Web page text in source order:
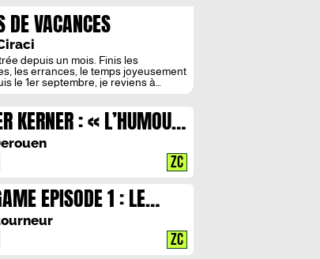
DE VACANCES
depuis un mois. Finis les
les errances, le temps joyeusement
le 1er septembre, je reviens à
Avant-hier, j’ai reçu mon emploi
chacun, il faudra rentrer de
KERNER : « L’HUMOUR
CONTRE LE
» ZC
EPISODE 1 : LE
LIBRE-ARBITRE
ZC